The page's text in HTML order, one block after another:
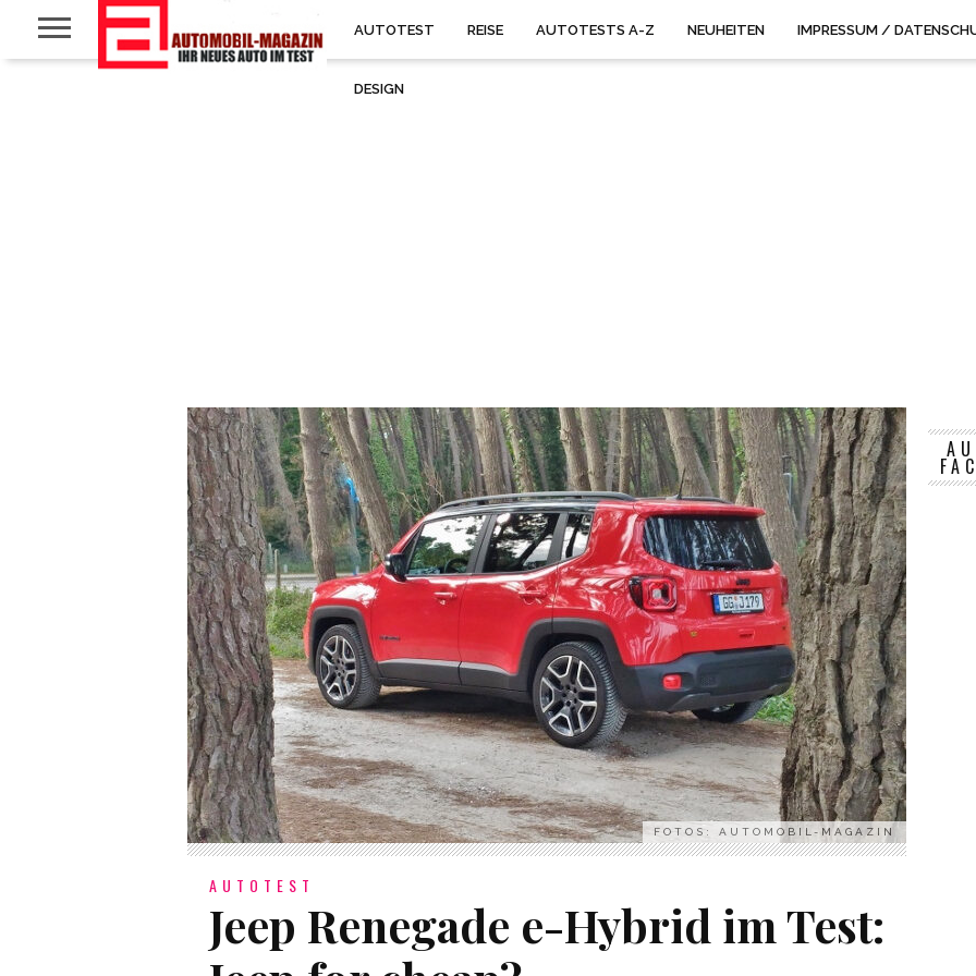
AUTOTEST REISE AUTOTESTS A-Z NEUHEITEN IMPRESSUM /
DESIGN
FOTOS: AUTOMOBIL-MAGAZIN
AUTOTEST
Jeep Renegade e-Hybrid im Test: